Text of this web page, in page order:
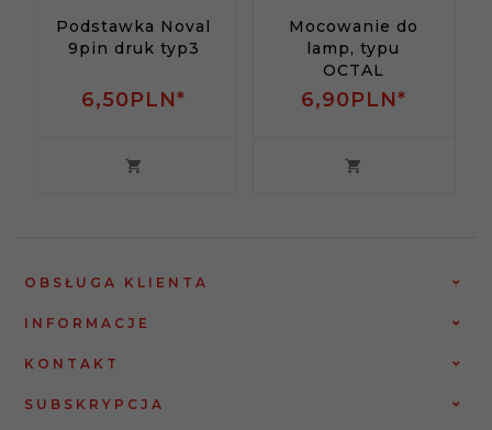
Podstawka Noval
9pin druk typ3
6,50PLN*
Mocowanie do
lamp, typu
OCTAL
6,90PLN*
OBSŁUGA KLIENTA
INFORMACJE
KONTAKT
SUBSKRYPCJA